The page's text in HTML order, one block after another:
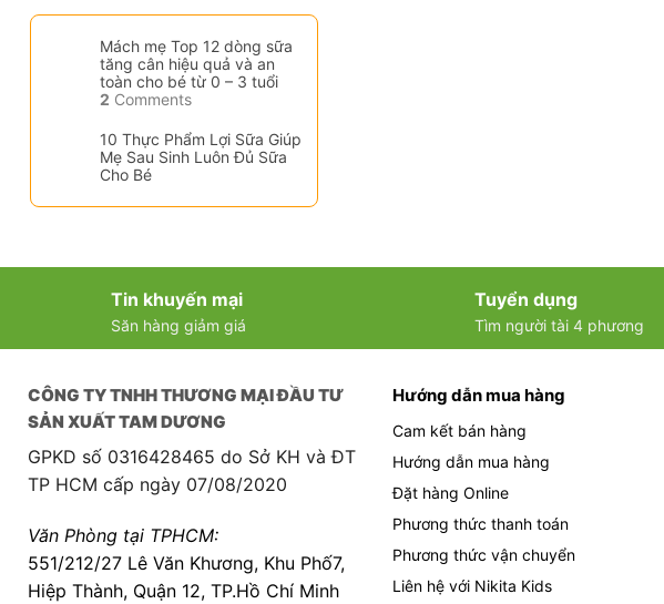
Mách mẹ Top 12 dòng sữa
tăng cân hiệu quả và an
toàn cho bé từ 0 – 3 tuổi
2 Comments
10 Thực Phẩm Lợi Sữa Giúp
Mẹ Sau Sinh Luôn Đủ Sữa
Cho Bé
Tin khuyến mại
Săn hàng giảm giá
Tuyển dụng
Tìm người tài 4 phương
CÔNG TY TNHH THƯƠNG MẠI ĐẦU TƯ
SẢN XUẤT TAM DƯƠNG
GPKD số 0316428465 do Sở KH và ĐT
TP HCM cấp ngày 07/08/2020
Văn Phòng tại TPHCM:
551/212/27 Lê Văn Khương, Khu Phố7,
Hiệp Thành, Quận 12, TP.Hồ Chí Minh
Hướng dẫn mua hàng
Cam kết bán hàng
Hướng dẫn mua hàng
Đặt hàng Online
Phương thức thanh toán
Phương thức vận chuyển
Liên hệ với Nikita Kids